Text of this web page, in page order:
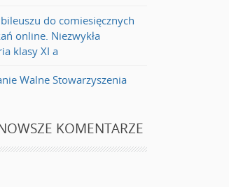
do comiesięcznych
online. Niezwykła
klasy XI a
Walne Stowarzyszenia
KOMENTARZE